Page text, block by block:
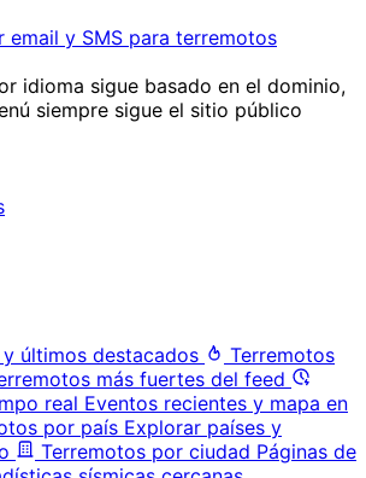
email y SMS para terremotos
idioma sigue basado en el dominio,
siempre sigue el sitio público
últimos destacados
Terremotos
más fuertes del feed
real Eventos recientes y mapa en
por país Explorar países y
Terremotos por ciudad Páginas de